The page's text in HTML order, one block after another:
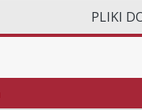
PLIKI